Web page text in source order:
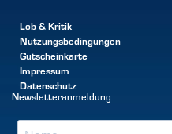
Lob & Kritik
Nutzungsbedingungen
Gutscheinkarte
Impressum
Datenschutz
Newsletteranmeldung